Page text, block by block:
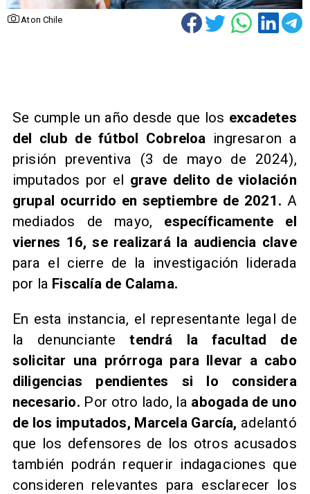
Aton Chile
Se cumple un año desde que los excadetes
del club de fútbol Cobreloa ingresaron a
prisión preventiva (3 de mayo de 2024),
imputados por el grave delito de violación
grupal ocurrido en septiembre de 2021. A
mediados de mayo, específicamente el
viernes 16, se realizará la audiencia clave
para el cierre de la investigación liderada
por la Fiscalía de Calama.
En esta instancia, el representante legal de
la denunciantetendrá la facultad de
solicitar una prórroga para llevar a cabo
diligencias pendientes si lo considera
necesario. Por otro lado, la abogada de uno
de los imputados, Marcela García, adelantó
que los defensores de los otros acusados
también podrán requerir indagaciones que
consideren relevantes para esclarecer los